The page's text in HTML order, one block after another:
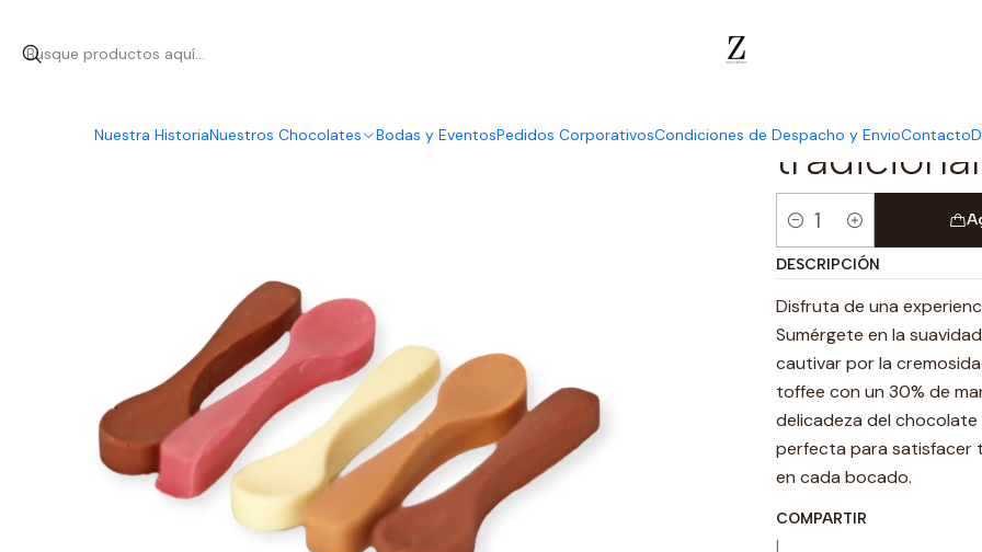
Nuestra HistoriaNuestros Chocolates Bodas y EventosPedidos CorporativosCondiciones de Despacho y EnvioContacto
tradicional
Cantidad
DESCRIPCIÓN
Disfruta de una
Sumérgete en la
cautivar por la
toffee con un 30% de
delicadeza del chocolate
perfecta para satisfacer
en cada bocado.
COMPARTIR
|